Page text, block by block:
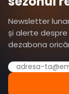
Newsletter
și alerte
dezabona